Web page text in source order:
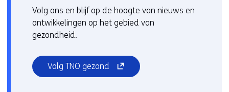
onder
Gezond)
Volg ons en blijf op de hoogte van nieuws en
ontwikkelingen op het gebied van
gezondheid.
Volg TNO gezond
(opent
in